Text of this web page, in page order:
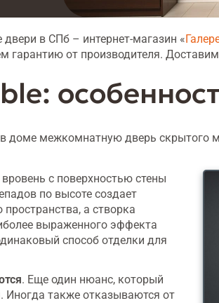
в СПб – интернет-магазин «
гарантию от производителя.
доме межкомнатную дверь
с поверхностью стены
по высоте создает
а створка
выраженного эффекта
способ отделки для
. Еще один нюанс, который
также отказываются от